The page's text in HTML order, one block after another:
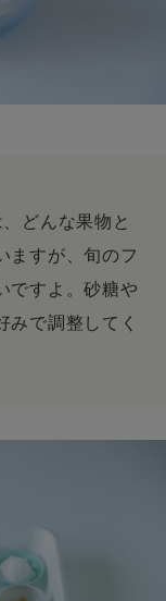
どんな果物と
ますが、旬のフ
ですよ。砂糖や
で調整してく